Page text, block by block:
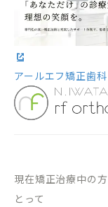
アールエフ矯正歯科
現在矯正治療中の
とって